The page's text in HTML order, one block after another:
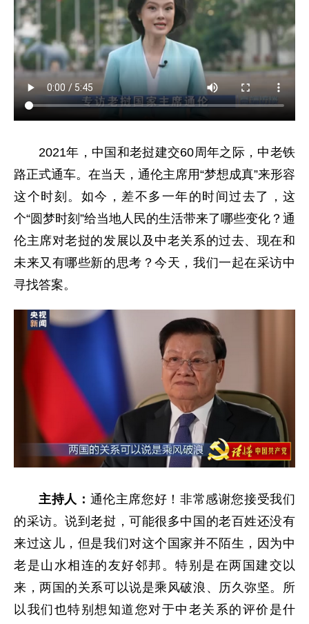
2021年，中国和老挝建交60周年之际，中老铁
路正式通车。在当天，通伦主席用“梦想成真”来形容
这个时刻。如今，差不多一年的时间过去了，这
个“圆梦时刻”给当地人民的生活带来了哪些变化？通
伦主席对老挝的发展以及中老关系的过去、现在和
未来又有哪些新的思考？今天，我们一起在采访中
寻找答案。
主持人： 通伦主席您好！非常感谢您接受我们
的采访。说到老挝，可能很多中国的老百姓还没有
来过这儿，但是我们对这个国家并不陌生，因为中
老是山水相连的友好邻邦。特别是在两国建交以
来，两国的关系可以说是乘风破浪、历久弥坚。所
以我们也特别想知道您对于中老关系的评价是什